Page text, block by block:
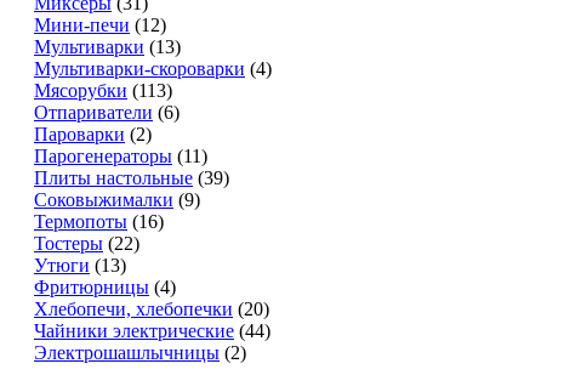
Мини-печи (12)
Мультиварки (13)
Мультиварки-скороварки (4)
Мясорубки (113)
Отпариватели (6)
Пароварки (2)
Парогенераторы (11)
Плиты настольные (39)
Соковыжималки (9)
Термопоты (16)
Тостеры (22)
Утюги (13)
Фритюрницы (4)
Хлебопечи, хлебопечки (20)
Чайники электрические (44)
Электрошашлычницы (2)